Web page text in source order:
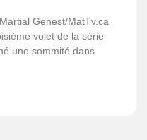
Genest/MatTv.ca
volet de la série
une sommité dans